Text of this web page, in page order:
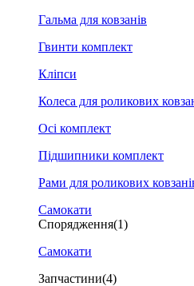
Гальма для ковзанів
Гвинти комплект
Кліпси
Колеса для роликових
Осі комплект
Підшипники комплект
Рами для роликових
Самокати
Спорядження(1)
Самокати
Запчастини(4)